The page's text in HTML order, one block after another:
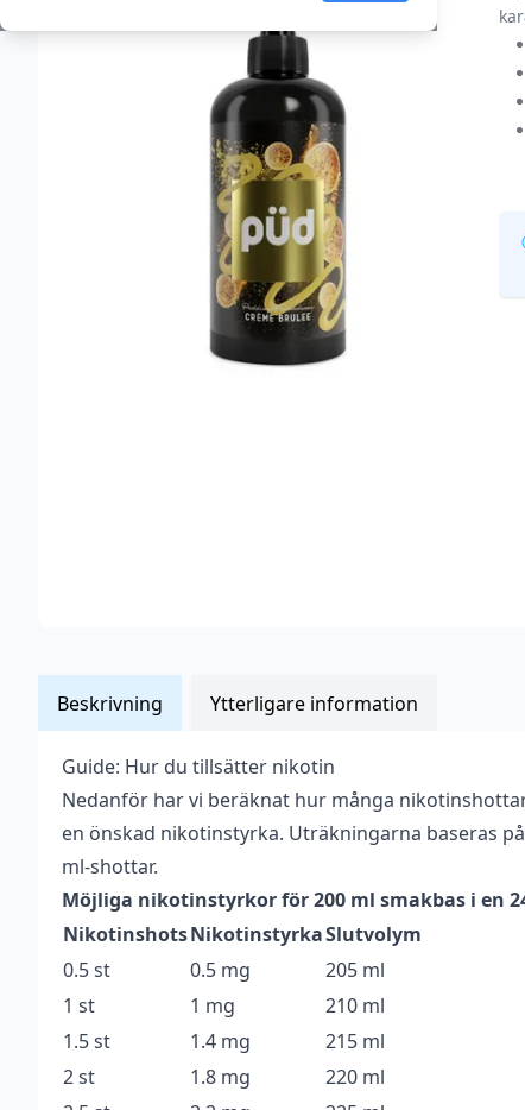
Beskrivning Ytterligare information
Guide: Hur du tillsätter nikotin
Nedanför har vi beräknat hur många
en önskad nikotinstyrka. Uträkningarna baseras
ml-shottar.
Möjliga nikotinstyrkor för 200 ml smakbas i en
NikotinshotsNikotinstyrkaSlutvolym
0.5 st
0.5 mg
205 ml
1 st
1 mg
210 ml
1.5 st
1.4 mg
215 ml
2 st
1.8 mg
220 ml
Vikt
0,212 kg
Anpassad för
Upp till 3 mg
Antal ml
200 ml
Beskrivande
Söt
Blandning
70VG / 30PG
Flaskstorlek
240 ml